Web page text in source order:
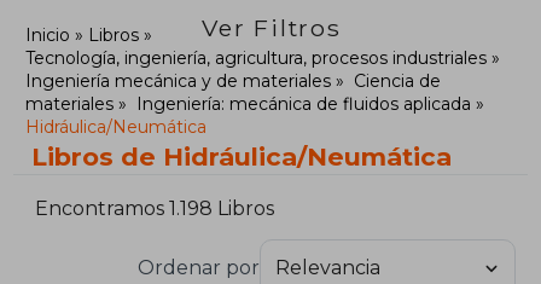
Ver Filtros
Inicio
Libros
Tecnología, ingeniería, agricultura, procesos industriales
Ingeniería mecánica y de materiales
Ciencia de
materiales
Ingeniería: mecánica de fluidos aplicada
Hidráulica/Neumática
Libros de Hidráulica/Neumática
Encontramos 1.198 Libros
Ordenar por